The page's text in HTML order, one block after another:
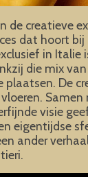
creatieve
dat hoort
in
die mix
De
visie
eigentijdse
ander